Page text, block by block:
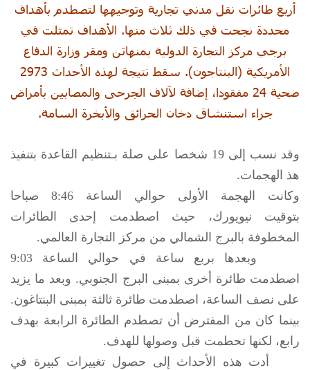
أربع طائرات نقل مدني تجارية وتوجيهها لتصطدم بأهداف
محددة نجحت في ذلك ثلاث منها. الأهداف تمثلت في
برجي مركز التجارة الدولية بمنهاتن ومقر وزارة الدفاع
الأمريكية (البنتاجون). سقط نتيجة لهذه الأحداث 2973
ضحية 24 مفقودا، إضافة لآلاف الجرحى والمصابين بأمراض
جراء استنشاق دخان الحرائق والأبخرة السامة.
وقد نسب إلى 19 شخصا على صلة بـتنظيم القاعدة بتنفيذ
هذ الهجمات.
وكانت الهجمة الأولى حوالي الساعة 8:46 صباحا
بتوقيت نيويورك، حيث اصطدمت إحدى الطائرات
المخطوفة بالبرج الشمالي من مركز التجارة العالمي.
وبعدها بربع ساعة في حوالي الساعة 9:03
اصطدمت طائرة أخرى بمبنى البرج الجنوبي. وبعد ما يزيد
على نصف الساعة، اصطدمت طائرة ثالثة بمبنى البنتاغون.
بينما كان من المفترض أن تصطدم الطائرة الرابعة بهدف
رابع، لكنها تحطمت قبل وصولها للهدف.
أدت هذه الأحداث إلى حصول تغييرات كبيرة في